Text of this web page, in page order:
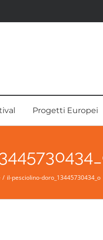
Progetti Europei
il-pesciolino-doro_13445730434_o